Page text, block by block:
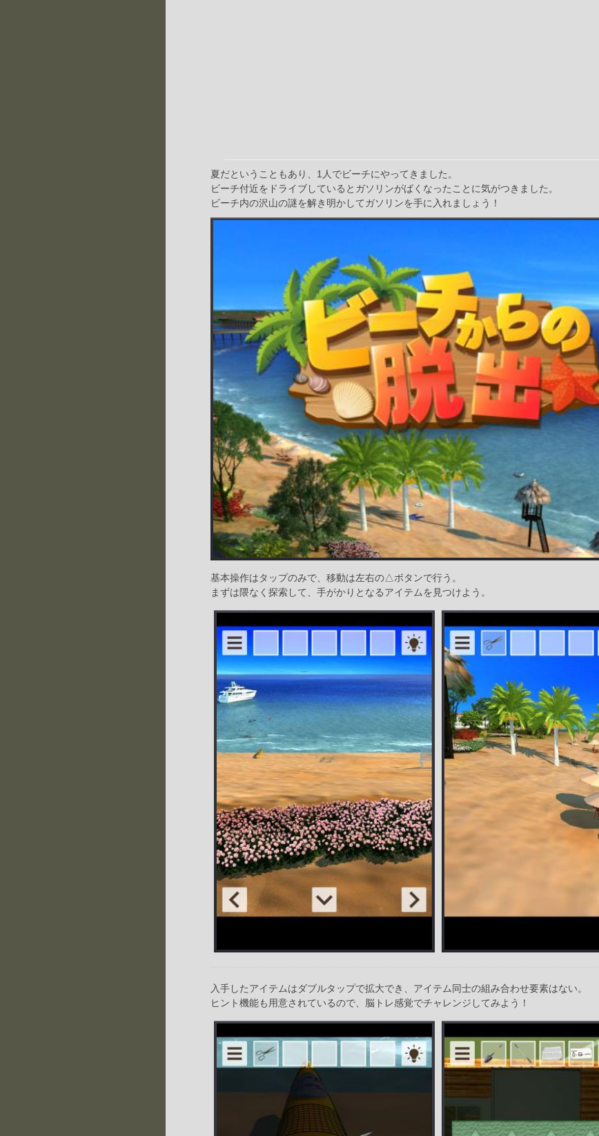
夏だということもあり、1人でビーチにやってきました。
ビーチ付近をドライブしているとガソリンがばくなったことに気がつきました。
ビーチ内の沢山の謎を解き明かしてガソリンを手に入れましょう！
基本操作はタップのみで、移動は左右の△ボタンで行う。
まずは隈なく探索して、手がかりとなるアイテムを見つけよう。
入手したアイテムはダブルタップで拡大でき、アイテム同士の組み合わせ要素はない。
ヒント機能も用意されているので、脳トレ感覚でチャレンジしてみよう！